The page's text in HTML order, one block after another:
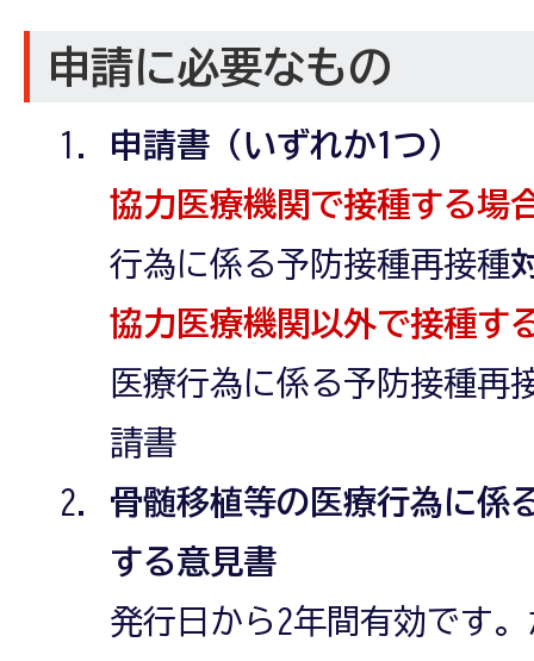
申請に必要なもの
申請書（いずれか1つ）
協力医療機関で接種する場
行為に係る予防接種再接種
協力医療機関以外で接種す
医療行為に係る予防接種再
請書
骨髄移植等の医療行為に係
する意見書
発行日から2年間有効です